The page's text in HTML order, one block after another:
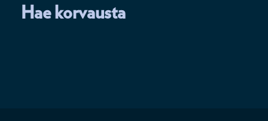
Hae korvausta